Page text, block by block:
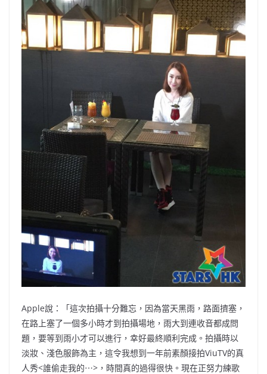
Apple說：「這次拍攝十分難忘，因為當天黑雨，路面擠塞，
在路上塞了一個多小時才到拍攝場地，雨大到連收音都成問
題，要等到雨小才可以進行，幸好最終順利完成。拍攝時以
淡妝、淺色服飾為主，這令我想到一年前素顏接拍ViuTV的真
人秀<誰偷走我的⋯>，時間真的過得很快。現在正努力練歌